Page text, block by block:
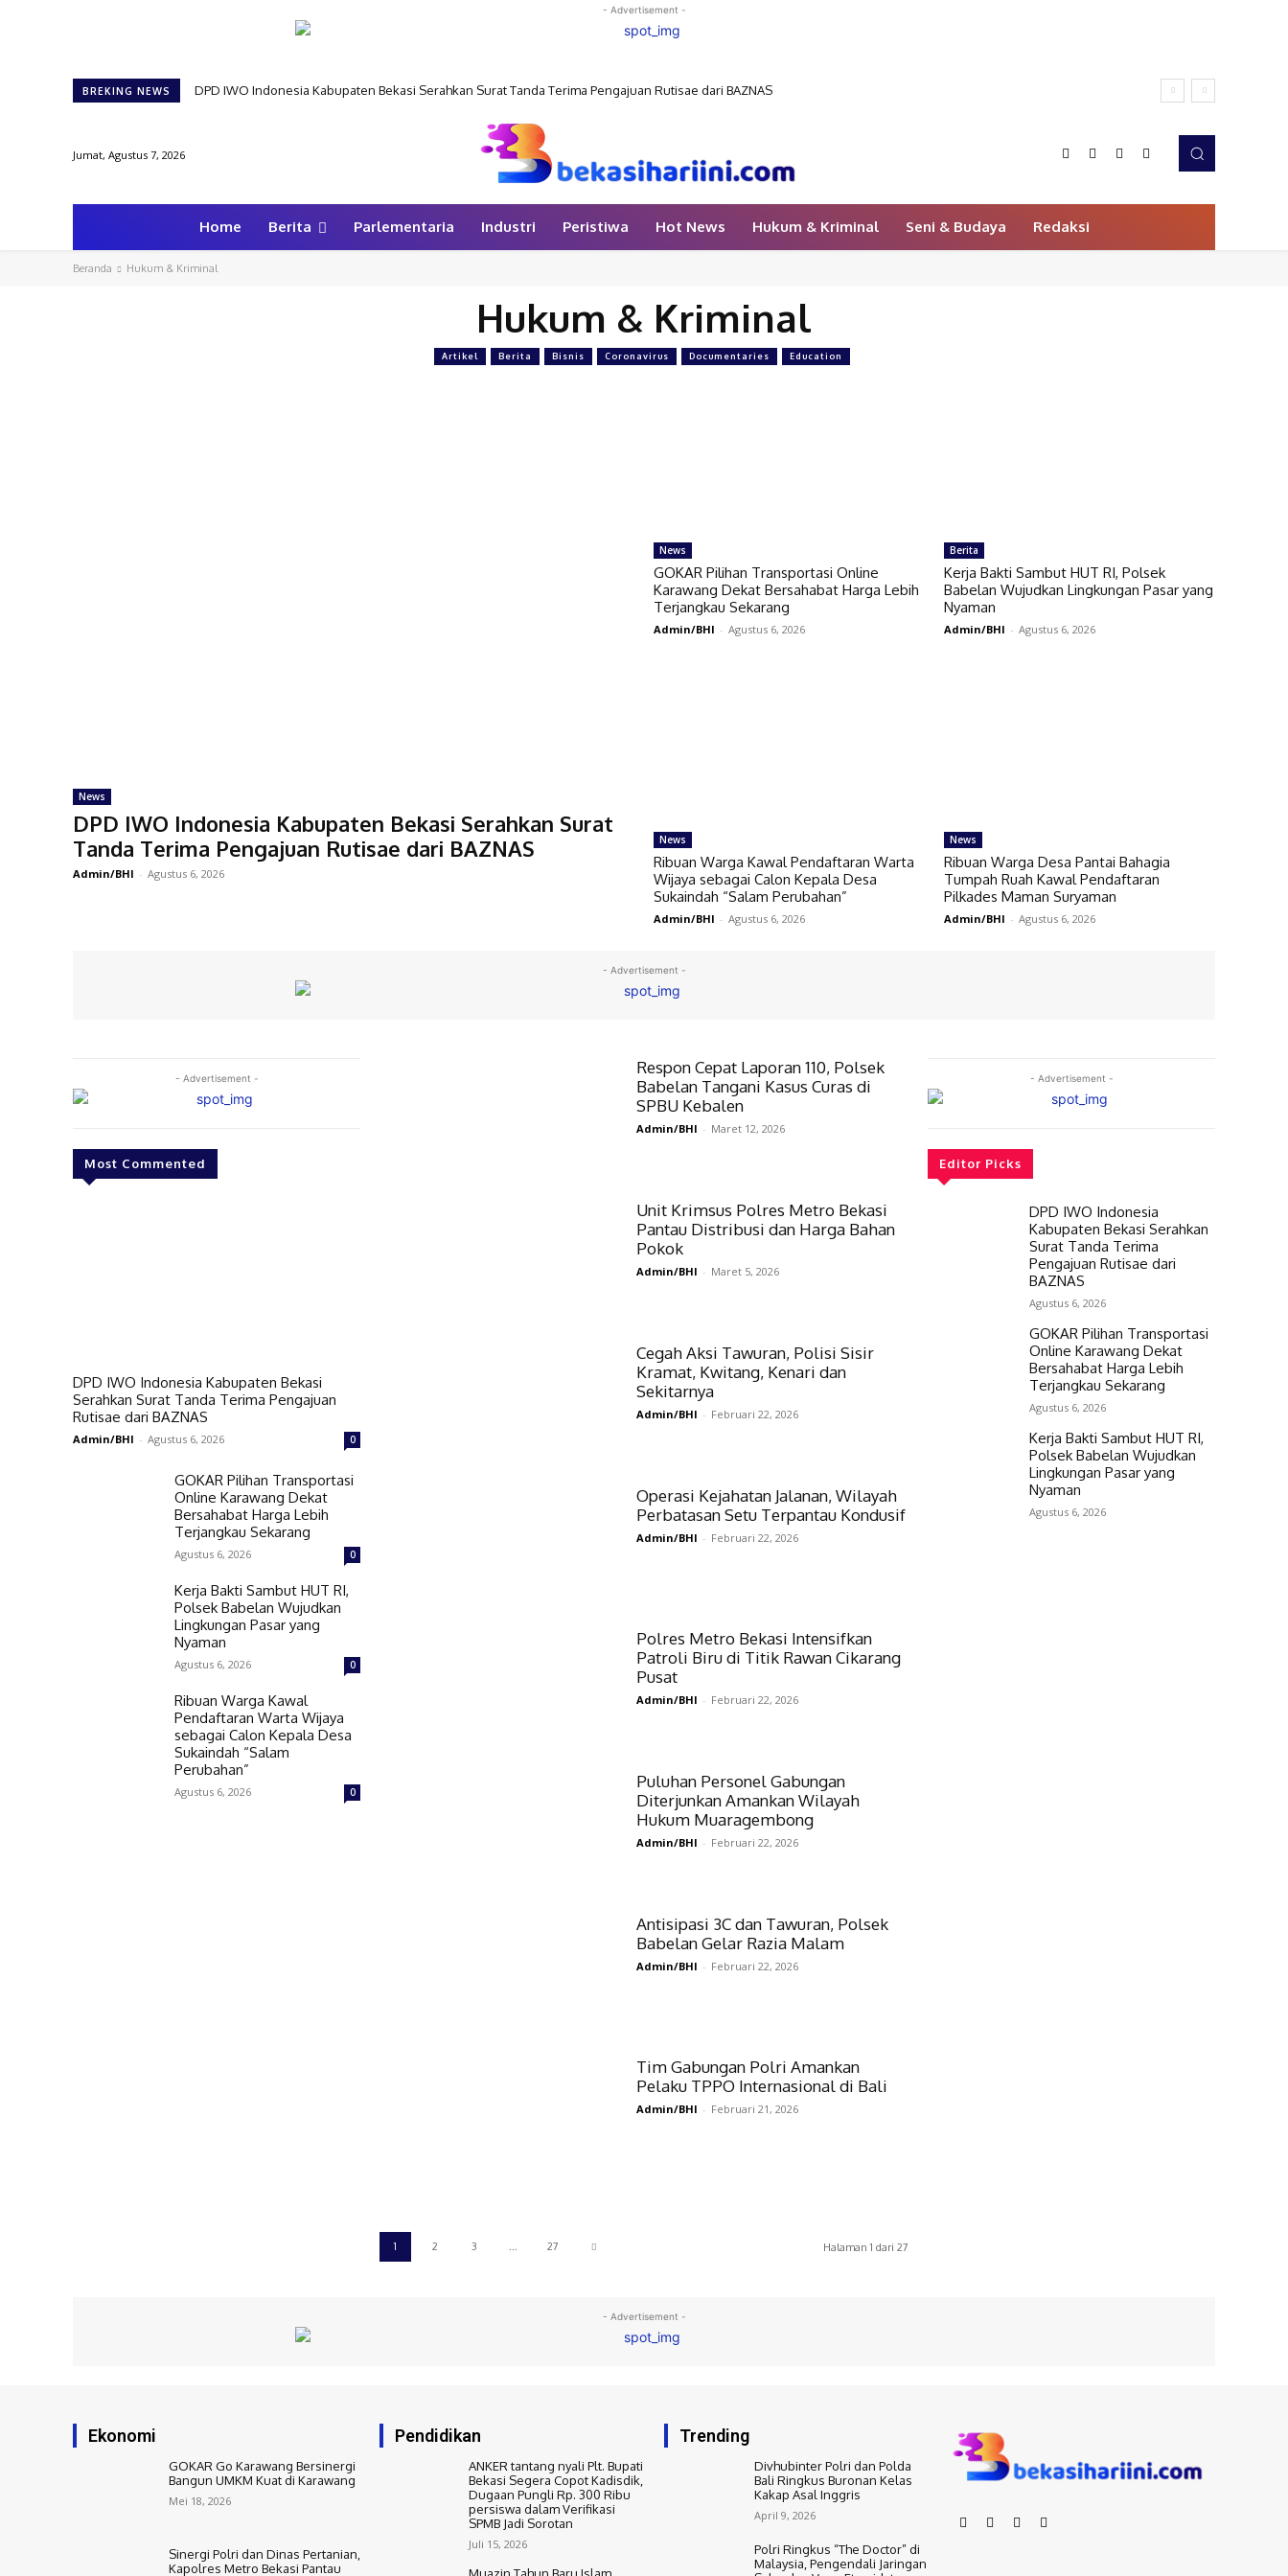
- Advertisement -
BREKING NEWS DPD IWO Indonesia Kabupaten Bekasi Serahkan Surat Tanda Terima Pengajuan Rutisae dari BAZNAS
Jumat, Agustus 7, 2026
Home Berita Parlementaria Industri Peristiwa Hot News Hukum & Kriminal Seni & Budaya Redaksi
Beranda Hukum & Kriminal
Hukum & Kriminal
Artikel Berita Bisnis Coronavirus Documentaries Education
News
DPD IWO Indonesia Kabupaten Bekasi Serahkan Surat
Tanda Terima Pengajuan Rutisae dari BAZNAS
Admin/BHI - Agustus 6, 2026
News
GOKAR Pilihan Transportasi Online
Karawang Dekat Bersahabat Harga Lebih
Terjangkau Sekarang
Admin/BHI - Agustus 6, 2026
Berita
Kerja Bakti Sambut HUT RI, Polsek
Babelan Wujudkan Lingkungan Pasar yang
Nyaman
Admin/BHI - Agustus 6, 2026
News
Ribuan Warga Kawal Pendaftaran Warta
Wijaya sebagai Calon Kepala Desa
Sukaindah “Salam Perubahan”
Admin/BHI - Agustus 6, 2026
News
Ribuan Warga Desa Pantai Bahagia
Tumpah Ruah Kawal Pendaftaran
Pilkades Maman Suryaman
Admin/BHI - Agustus 6, 2026
- Advertisement -
- Advertisement -
Most Commented
DPD IWO Indonesia Kabupaten Bekasi
Serahkan Surat Tanda Terima Pengajuan
Rutisae dari BAZNAS
Admin/BHI - Agustus 6, 2026 0
GOKAR Pilihan Transportasi
Online Karawang Dekat
Bersahabat Harga Lebih
Terjangkau Sekarang
Agustus 6, 2026 0
Kerja Bakti Sambut HUT RI,
Polsek Babelan Wujudkan
Lingkungan Pasar yang
Nyaman
Agustus 6, 2026 0
Ribuan Warga Kawal
Pendaftaran Warta Wijaya
sebagai Calon Kepala Desa
Sukaindah “Salam
Perubahan”
Agustus 6, 2026 0
Respon Cepat Laporan 110, Polsek
Babelan Tangani Kasus Curas di
SPBU Kebalen
Admin/BHI - Maret 12, 2026
Unit Krimsus Polres Metro Bekasi
Pantau Distribusi dan Harga Bahan
Pokok
Admin/BHI - Maret 5, 2026
Cegah Aksi Tawuran, Polisi Sisir
Kramat, Kwitang, Kenari dan
Sekitarnya
Admin/BHI - Februari 22, 2026
Operasi Kejahatan Jalanan, Wilayah
Perbatasan Setu Terpantau Kondusif
Admin/BHI - Februari 22, 2026
Polres Metro Bekasi Intensifkan
Patroli Biru di Titik Rawan Cikarang
Pusat
Admin/BHI - Februari 22, 2026
Puluhan Personel Gabungan
Diterjunkan Amankan Wilayah
Hukum Muaragembong
Admin/BHI - Februari 22, 2026
Antisipasi 3C dan Tawuran, Polsek
Babelan Gelar Razia Malam
Admin/BHI - Februari 22, 2026
Tim Gabungan Polri Amankan
Pelaku TPPO Internasional di Bali
Admin/BHI - Februari 21, 2026
1 2 3 ... 27 Halaman 1 dari 27
- Advertisement -
Editor Picks
DPD IWO Indonesia
Kabupaten Bekasi Serahkan
Surat Tanda Terima
Pengajuan Rutisae dari
BAZNAS
Agustus 6, 2026
GOKAR Pilihan Transportasi
Online Karawang Dekat
Bersahabat Harga Lebih
Terjangkau Sekarang
Agustus 6, 2026
Kerja Bakti Sambut HUT RI,
Polsek Babelan Wujudkan
Lingkungan Pasar yang
Nyaman
Agustus 6, 2026
- Advertisement -
Ekonomi
GOKAR Go Karawang Bersinergi
Bangun UMKM Kuat di Karawang
Mei 18, 2026
Sinergi Polri dan Dinas Pertanian,
Kapolres Metro Bekasi Pantau
Pendidikan
ANKER tantang nyali Plt. Bupati
Bekasi Segera Copot Kadisdik,
Dugaan Pungli Rp. 300 Ribu
persiswa dalam Verifikasi
SPMB Jadi Sorotan
Juli 15, 2026
Trending
Divhubinter Polri dan Polda
Bali Ringkus Buronan Kelas
Kakap Asal Inggris
April 9, 2026
Polri Ringkus “The Doctor” di
Malaysia, Pengendali Jaringan